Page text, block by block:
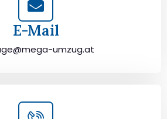
E-Mail
umzug.at